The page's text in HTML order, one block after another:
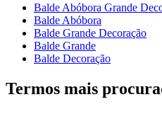
Balde Abóbora Grande
Balde Abóbora
Balde Grande Decoração
Balde Grande
Balde Decoração
Termos mais